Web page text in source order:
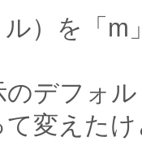
ル）を「
のデフォ
変えた